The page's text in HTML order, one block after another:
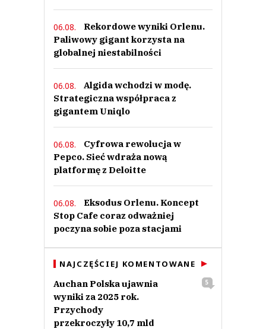
06.08.
Rekordowe wyniki Orlenu.
Paliwowy gigant korzysta na
globalnej niestabilności
06.08.
Algida wchodzi w modę.
Strategiczna współpraca z
gigantem Uniqlo
06.08.
Cyfrowa rewolucja w
Pepco. Sieć wdraża nową
platformę z Deloitte
06.08.
Eksodus Orlenu. Koncept
Stop Cafe coraz odważniej
poczyna sobie poza stacjami
NAJCZĘŚCIEJ KOMENTOWANE
Auchan Polska ujawnia
wyniki za 2025 rok.
Przychody
przekroczyły 10,7 mld
5